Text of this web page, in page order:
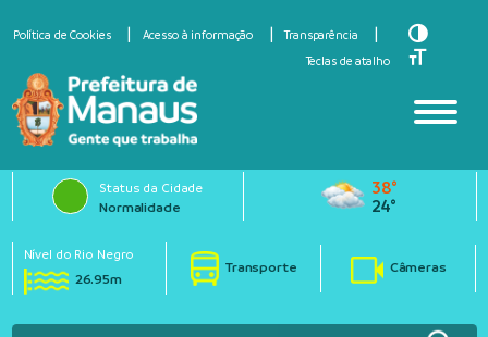
Política de Cookies Acesso à informação
Transparência
Teclas de atalho
Toggle
Toggle
Status da Cidade
Normalidade
38°
24°
Nível do Rio Negro
26.95m
Transporte Câmeras